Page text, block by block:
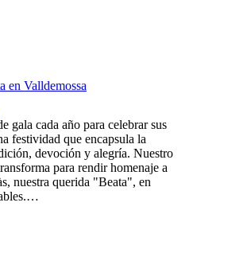
en Valldemossa
gala cada año para celebrar sus
festividad que encapsula la
devoción y alegría. Nuestro
para rendir homenaje a
nuestra querida "Beata", en